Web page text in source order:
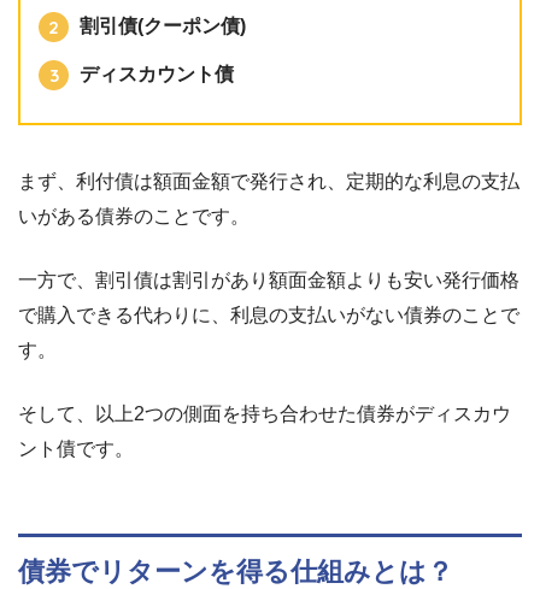
割引債(クーポン債)
ディスカウント債
まず、利付債は額面金額で発行され、定期的な利息の支払
いがある債券のことです。
一方で、割引債は割引があり額面金額よりも安い発行価格
で購入できる代わりに、利息の支払いがない債券のことで
す。
そして、以上2つの側面を持ち合わせた債券がディスカウ
ント債です。
債券でリターンを得る仕組みとは？